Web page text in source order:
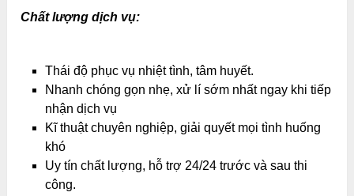
Chất lượng dịch vụ:
Thái độ phục vụ nhiệt tình, tâm huyết.
Nhanh chóng gọn nhẹ, xử lí sớm nhất ngay khi tiếp
nhận dịch vụ
Kĩ thuật chuyên nghiệp, giải quyết mọi tình huống
khó
Uy tín chất lượng, hỗ trợ 24/24 trước và sau thi
công.